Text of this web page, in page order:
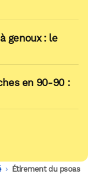
genoux : le
en 90-90 :
-
Étirement du psoas